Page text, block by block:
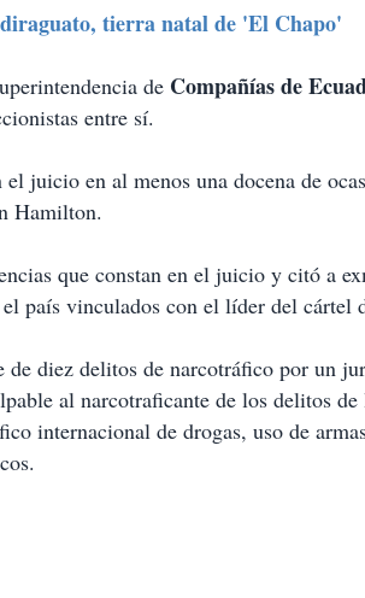
tierra natal de 'El Chapo'
de Compañías de
entre sí.
juicio en al menos una docena de
Hamilton.
que constan en el juicio y citó a
país vinculados con el líder del cártel
diez delitos de narcotráfico por un
al narcotraficante de los delitos
internacional de drogas, uso de